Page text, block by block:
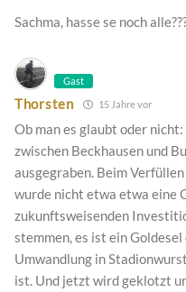
Sachma, hasse se noch
Gast
Thorsten 15 Jahre vor
Ob man es glaubt oder
zwischen Beckhausen und
ausgegraben. Beim
wurde nicht etwa etwa eine
zukunftsweisenden
stemmen, es ist ein
Umwandlung in
ist. Und jetzt wird geklotzt